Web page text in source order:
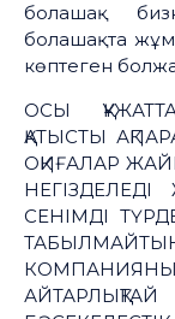
болашақ
болашақта
көптеген
ОСЫ
ҚАТЫСТЫ
ОҚИҒАЛАР
СЕНІМДІ